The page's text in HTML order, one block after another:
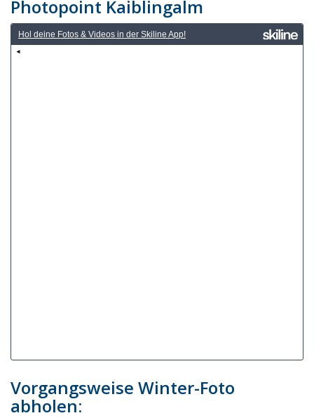
Photopoint Kaiblingalm
Vorgangsweise Winter-Foto
abholen: